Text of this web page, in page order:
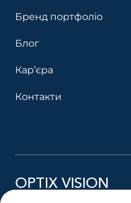
Бренд портфоліо
Блог
Кар’єра
Контакти
OPTIX VISION